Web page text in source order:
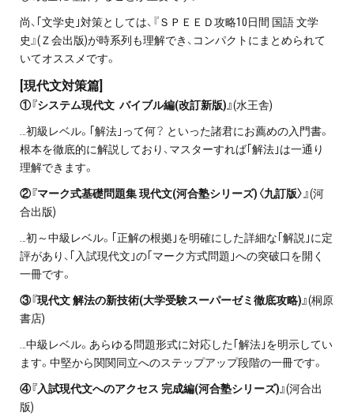
尚、｢文学史｣対策としては、『ＳＰＥＥＤ攻略10日間 国語 文学
史』(Ｚ会出版)が時系列も理解でき、コンパクトにまとめられて
いてオススメです。
[現代文対策篇]
①『システム現代文 バイブル編(改訂新版)』(水王舎)
…初級レベル。｢解法｣って何？ といった諸君にお薦めの入門書。
根本を徹底的に解説しており、マスターすれば｢解法｣は一通り
理解できます。
②『マーク式基礎問題集 現代文(河合塾シリーズ)〈九訂版〉』(河
合出版)
…初～中級レベル。｢正解の根拠｣を明確にした詳細な｢解説｣に定
評があり、｢入試現代文｣の｢マーク方式問題｣への突破口を開く
一冊です。
③『現代文 解法の新技術(大学受験スーパーゼミ徹底攻略)』(桐原
書店)
…中級レベル。あらゆる問題形式に対応した｢解法｣を明示してい
ます。中堅から関関同立へのステップアップ段階の一冊です。
④『入試現代文へのアクセス 完成編(河合塾シリーズ)』(河合出
版)